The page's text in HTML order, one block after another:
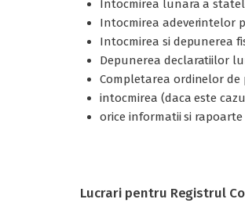
Intocmirea lunara a
Intocmirea adeverintelor
Intocmirea si depunerea
Depunerea declaratiilor
Completarea ordinelor
intocmirea (daca este
orice informatii si
Lucrari pentru Registrul